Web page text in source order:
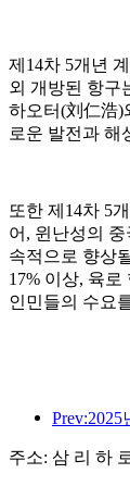
제14차 5개년
외 개방된 항구
하오터(刘仁浩)
로운 발전과 해
또한 제14차 5
어, 윈난성의
속적으로 향상
17% 이상, 육
인민들의 수요
주소: 삼 리 하